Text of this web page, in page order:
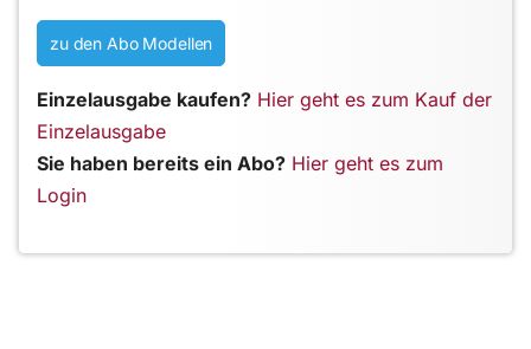
zu den Abo Modellen
Einzelausgabe kaufen? Hier geht es zum Kauf der
Einzelausgabe
Sie haben bereits ein Abo? Hier geht es zum
Login